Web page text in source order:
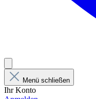
Menü schließen
Ihr Konto